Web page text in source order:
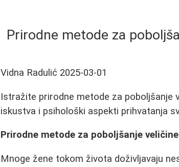
Prirodne metode za
Vidna Radulić 2025-03-01
Istražite prirodne metode za poboljšanje
iskustva i psihološki aspekti prihvatanja
Prirodne metode za poboljšanje
Mnoge žene tokom života doživljavaju